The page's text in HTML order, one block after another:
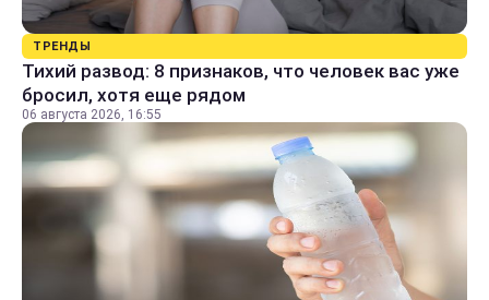
ТРЕНДЫ
Тихий развод: 8 признаков, что человек вас уже
бросил, хотя еще рядом
06 августа 2026, 16:55